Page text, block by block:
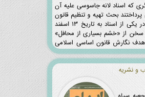
که اسناد لانه جاسوسی علیه آن
بحث تهیه و تنظیم قانون
اساسی بود. به عنوان مثال در یکی از اسناد به تاریخ ۱۳ اسفند
سخن از «خشم بسیاری از محافل»
نگارش قانون اساسی اسلامی
است. در این سند می‌خوانیم:
و نشریه